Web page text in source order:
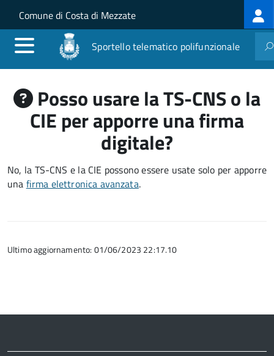
Salta al contenuto principale
Skip to site navigation
Comune di Costa di Mezzate
Sportello telematico polifunzionale
Posso usare la TS-CNS o la
CIE per apporre una firma
digitale?
No, la TS-CNS e la CIE possono essere usate solo per apporre
una firma elettronica avanzata.
Ultimo aggiornamento: 01/06/2023 22:17.10